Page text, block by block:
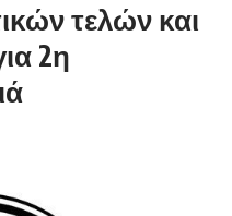
τελών και
2η